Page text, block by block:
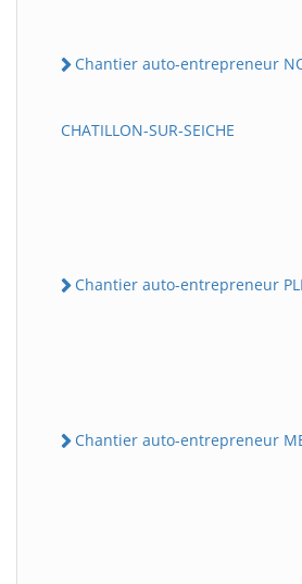
Chantier auto-entrepreneur
CHATILLON-SUR-SEICHE
Chantier auto-entrepreneur
Chantier auto-entrepreneur